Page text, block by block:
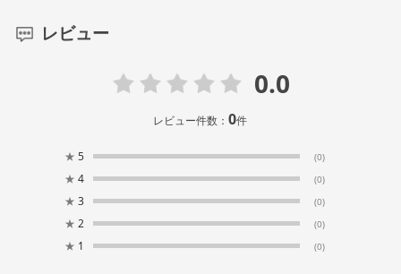
レビュー
0.0
レビュー件数：0件
★ 5 (0)
★ 4 (0)
★ 3 (0)
★ 2 (0)
★ 1 (0)